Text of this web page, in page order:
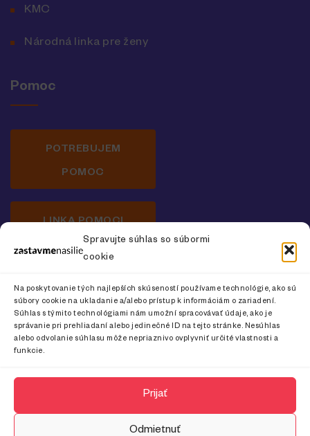
Spravujte súhlas so súbormi
cookie
Na poskytovanie tých najlepších skúseností používame technológie, ako sú
súbory cookie na ukladanie a/alebo prístup k informáciám o zariadení.
Súhlas s týmito technológiami nám umožní spracovávať údaje, ako je
správanie pri prehliadaní alebo jedinečné ID na tejto stránke. Nesúhlas
alebo odvolanie súhlasu môže nepriaznivo ovplyvniť určité vlastnosti a
funkcie.
Prijať
Odmietnuť
KMC
Národná linka pre ženy
Pomoc
POTREBUJEM
POMOC
LINKA POMOCI
Newsletter o prevencii násilia na ženách
CHCEM ODOBERAŤ